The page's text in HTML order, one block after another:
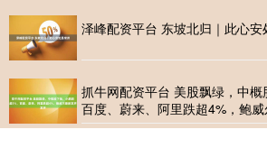
泽峰配资平台 东坡北归｜此心安
抓牛网配资平台 美股飘绿，中概
百度、蔚来、阿里跌超4%，鲍